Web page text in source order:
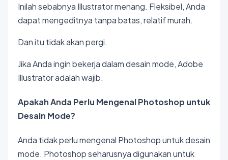
Inilah sebabnya Illustrator menang. Fleksibel, Anda
dapat mengeditnya tanpa batas, relatif murah.
Dan itu tidak akan pergi.
Jika Anda ingin bekerja dalam desain mode, Adobe
Illustrator adalah wajib.
Apakah Anda Perlu Mengenal Photoshop untuk
Desain Mode?
Anda tidak perlu mengenal Photoshop untuk desain
mode. Photoshop seharusnya digunakan untuk